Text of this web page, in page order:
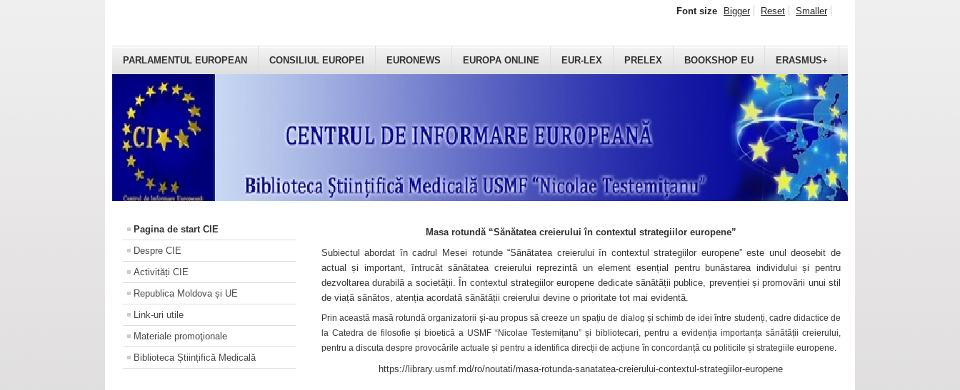
PARLAMENTUL EUROPEAN CONSILIUL EUROPEI EURONEWS EUROPA ONLINE EUR-LEX PRELEX BOOKSHOP EU ERASMUS+
Font size Bigger Reset Smaller
Pagina de start CIE
Despre CIE
Activități CIE
Republica Moldova și UE
Link-uri utile
Materiale promoţionale
Biblioteca Științifică Medicală
Masa rotundă “Sănătatea creierului în contextul strategiilor europene”
Subiectul abordat în cadrul Mesei rotunde “Sănătatea creierului în contextul strategiilor europene” este unul deosebit de
actual și important, întrucât sănătatea creierului reprezintă un element esențial pentru bunăstarea individului și pentru
dezvoltarea durabilă a societății. În contextul strategiilor europene dedicate sănătății publice, prevenției și promovării unui stil
de viață sănătos, atenția acordată sănătății creierului devine o prioritate tot mai evidentă.
Prin această masă rotundă organizatorii şi-au propus să creeze un spațiu de dialog și schimb de idei între studenți, cadre didactice de
la Catedra de filosofie și bioetică a USMF “Nicolae Testemițanu” și bibliotecari, pentru a evidenția importanța sănătății creierului,
pentru a discuta despre provocările actuale și pentru a identifica direcții de acțiune în concordanță cu politicile și strategiile europene.
https://library.usmf.md/ro/noutati/masa-rotunda-sanatatea-creierului-contextul-strategiilor-europene